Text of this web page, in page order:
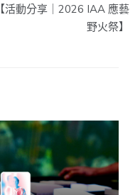
【活動分享｜2026 IAA 應藝
野火祭】